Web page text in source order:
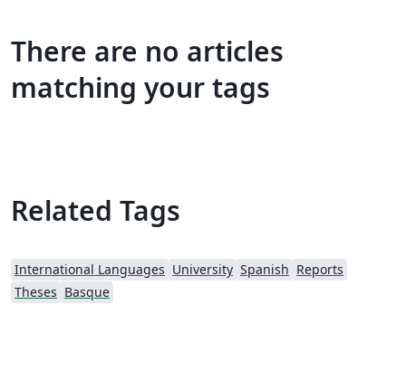
There are no articles
matching your tags
Related Tags
International Languages University Spanish Reports
Theses Basque